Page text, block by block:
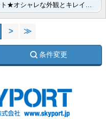
鷲津駅徒歩圏内のデザイナーズアパート★オシャレな外観とキレイなお部屋が魅力的です。嬉しい無料インター･･･
> ≫
条件変更